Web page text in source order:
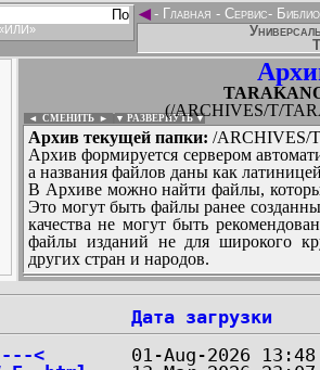
◄- Главная - Сервис-
(/ARCHIVES/T/
◄ СМЕНИТЬ ► ▼ РАЗВЕРНУТЬ ▼
Архив текущей папки: /ARCHIVES/
Архив формируется сервером
а названия файлов даны как
В Архиве можно найти файлы,
Это могут быть файлы ранее
качества не могут быть
файлы изданий не для широкого
других стран и народов.
Дата загрузки
<